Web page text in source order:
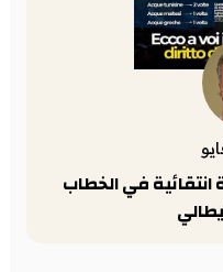
في الخطاب